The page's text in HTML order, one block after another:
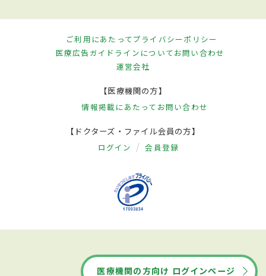
ご利用にあたってプライバシーポリシー
医療広告ガイドラインについてお問い合わせ
運営会社
【医療機関の方】
情報掲載にあたって お問い合わせ
【ドクターズ・ファイル会員の方】
ログイン 会員登録
医療機関の方向け ログインページ